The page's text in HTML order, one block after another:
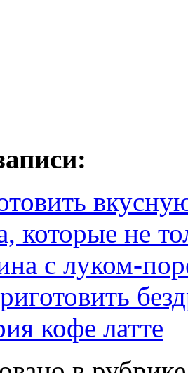
которые не
с луком-
кофе латте